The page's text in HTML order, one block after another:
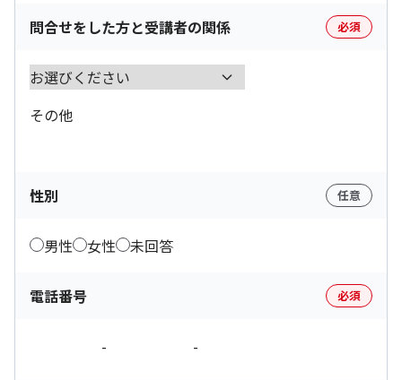
問合せをした方と受講者の関係 必須
その他
性別 任意
男性 女性 未回答
電話番号 必須
- -